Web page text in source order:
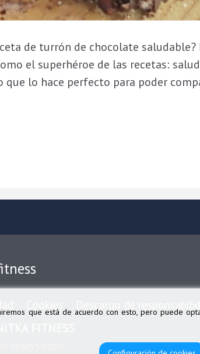
de turrón de chocolate saludable?
el superhéroe de las recetas:
que lo hace perfecto para poder
reservados
que está de acuerdo con esto, pero puede